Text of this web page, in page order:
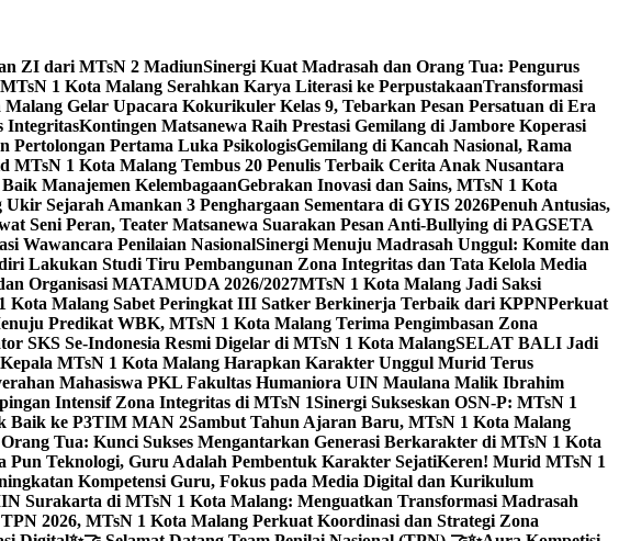
ZI dari MTsN 2 MadiunSinergi Kuat Madrasah dan Orang Tua: Pengurus
1 Kota Malang Serahkan Karya Literasi ke PerpustakaanTransformasi
Gelar Upacara Kokurikuler Kelas 9, Tebarkan Pesan Persatuan di Era
IntegritasKontingen Matsanewa Raih Prestasi Gemilang di Jambore Koperasi
Pertolongan Pertama Luka PsikologisGemilang di Kancah Nasional, Rama
MTsN 1 Kota Malang Tembus 20 Penulis Terbaik Cerita Anak Nusantara
Manajemen KelembagaanGebrakan Inovasi dan Sains, MTsN 1 Kota
Sejarah Amankan 3 Penghargaan Sementara di GYIS 2026Penuh Antusias,
Seni Peran, Teater Matsanewa Suarakan Pesan Anti-Bullying di PAGSETA
Wawancara Penilaian NasionalSinergi Menuju Madrasah Unggul: Komite dan
Lakukan Studi Tiru Pembangunan Zona Integritas dan Tata Kelola Media
Organisasi MATAMUDA 2026/2027MTsN 1 Kota Malang Jadi Saksi
Kota Malang Sabet Peringkat III Satker Berkinerja Terbaik dari KPPNPerkuat
Predikat WBK, MTsN 1 Kota Malang Terima Pengimbasan Zona
SKS Se-Indonesia Resmi Digelar di MTsN 1 Kota MalangSELAT BALI Jadi
MTsN 1 Kota Malang Harapkan Karakter Unggul Murid Terus
Mahasiswa PKL Fakultas Humaniora UIN Maulana Malik Ibrahim
Intensif Zona Integritas di MTsN 1Sinergi Sukseskan OSN-P: MTsN 1
Baik ke P3TIM MAN 2Sambut Tahun Ajaran Baru, MTsN 1 Kota Malang
Tua: Kunci Sukses Mengantarkan Generasi Berkarakter di MTsN 1 Kota
Pun Teknologi, Guru Adalah Pembentuk Karakter SejatiKeren! Murid MTsN 1
Kompetensi Guru, Fokus pada Media Digital dan Kurikulum
Surakarta di MTsN 1 Kota Malang: Menguatkan Transformasi Madrasah
2026, MTsN 1 Kota Malang Perkuat Koordinasi dan Strategi Zona